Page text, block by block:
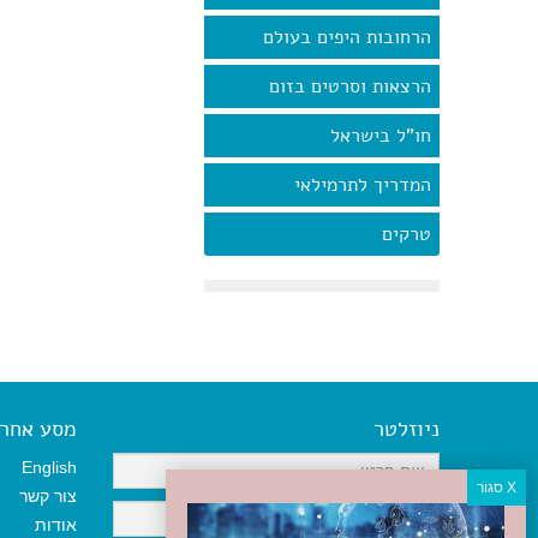
הרחובות היפים בעולם
הרצאות וסרטים בזום
חו"ל בישראל
המדריך לתרמילאי
טרקים
ניוזלטר מסע אחר
English
צור קשר
אודות